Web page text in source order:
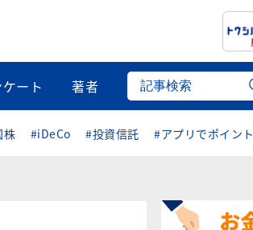
ケート 著者
株 #iDeCo #投資信託 #アプリでポイント